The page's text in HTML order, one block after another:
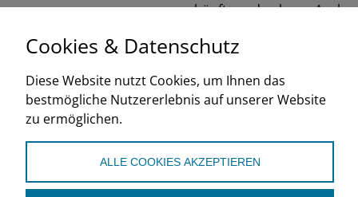
ausgeschöpft werden kann. Auch
Grundlagendokument.
RAVEL/BFE
de
Cookies & Datenschutz
Diese Website nutzt Cookies, um Ihnen das
bestmögliche Nutzererlebnis auf unserer Website
zu ermöglichen.
ALLE COOKIES AKZEPTIEREN